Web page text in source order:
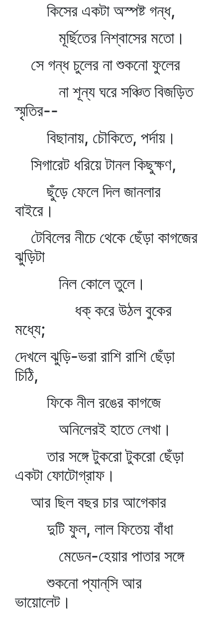
কিসের একটা অস্পষ্ট গন্ধ,
মূর্ছিতের নিশ্বাসের মতো।
সে গন্ধ চুলের না শুকনো ফুলের
না শূন্য ঘরে সঞ্চিত বিজড়িত
স্মৃতির--
বিছানায়, চৌকিতে, পর্দায়।
সিগারেট ধরিয়ে টানল কিছুক্ষণ,
ছুঁড়ে ফেলে দিল জানলার
বাইরে।
টেবিলের নীচে থেকে ছেঁড়া কাগজের
ঝুড়িটা
নিল কোলে তুলে।
ধক্‌ করে উঠল বুকের
মধ্যে;
দেখলে ঝুড়ি-ভরা রাশি রাশি ছেঁড়া
চিঠি,
ফিকে নীল রঙের কাগজে
অনিলেরই হাতে লেখা।
তার সঙ্গে টুকরো টুকরো ছেঁড়া
একটা ফোটোগ্রাফ।
আর ছিল বছর চার আগেকার
দুটি ফুল, লাল ফিতেয় বাঁধা
মেডেন-হেয়ার পাতার সঙ্গে
শুকনো প্যান্‌সি আর
ভায়োলেট।